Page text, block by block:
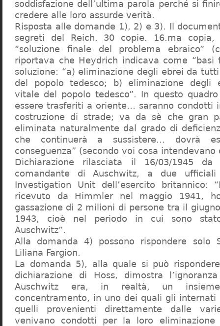
soddisfazione dell’ultima parola perché si
credere alle loro assurde verità.
Risposta alle domande 1), 2) e 3). Il
segreti del Reich. 30 copie. 16.ma copia,
“soluzione finale del problema ebraico”
riportava che Heydrich indicava come “basi
soluzione: “a) eliminazione degli ebrei da
del popolo tedesco; b) eliminazione degli
vitale del popolo tedesco”. In questo
essere trasferiti a oriente… saranno condotti
costruzione di strade; va da sè che gran
eliminata naturalmente dal grado di
che continuerà a sussistere… dovrà
conseguenza” (secondo voi cosa intendevano
Dichiarazione rilasciata il 16/03/1945
comandante di Auschwitz, a due
Investigation Unit dell’esercito britannico:
ricevuto da Himmler nel maggio 1941,
gassazione di 2 milioni di persone tra il
1943, cioè nel periodo in cui sono
Auschwitz”.
Alla domanda 4) possono rispondere solo
Liliana Fargion.
La domanda 5), alla quale si può
dichiarazione di Hoss, dimostra
Auschwitz era, in realtà, un
concentramento, in uno dei quali gli
quelli provenienti direttamente dalle
venivano condotti per la loro eliminazione